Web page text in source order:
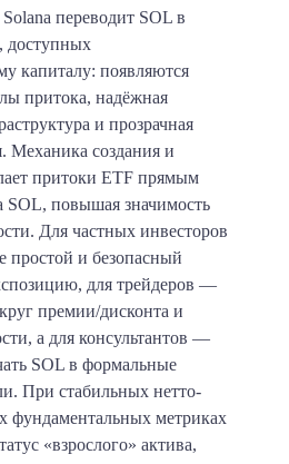
переводит SOL в
доступных
капиталу: появляются
притока, надёжная
и прозрачная
Механика создания и
притоки ETF прямым
SOL, повышая значимость
Для частных инвесторов
простой и безопасный
для трейдеров —
премии/дисконта и
а для консультантов —
SOL в формальные
При стабильных нетто-
фундаментальных метриках
«взрослого» актива,